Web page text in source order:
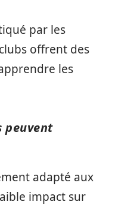
par les
offrent des
les
peuvent
adapté aux
impact sur